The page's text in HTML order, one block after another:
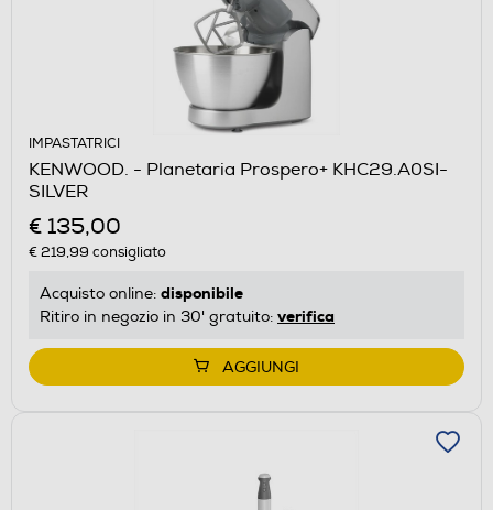
IMPASTATRICI
KENWOOD. - Planetaria Prospero+ KHC29.A0SI-
SILVER
€ 135,00
€ 219,99 consigliato
Acquisto online: disponibile
Ritiro in negozio in 30' gratuito: verifica
AGGIUNGI